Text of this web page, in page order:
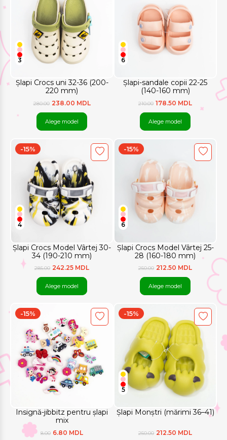
Șlapi Crocs uni 32-36 (200-
220 mm)
3
280.00 238.00 MDL
Alege model
Șlapi-sandale copii 22-25
(140-160 mm)
6
210.00 178.50 MDL
Alege model
Șlapi Crocs Model Vârtej 30-
34 (190-210 mm)
-15%
4
285.00 242.25 MDL
Alege model
Șlapi Crocs Model Vârtej 25-
28 (160-180 mm)
-15%
6
250.00 212.50 MDL
Alege model
Insignă-jibbitz pentru șlapi
mix
-15%
8.00 6.80 MDL
Șlapi Monștri (mărimi 36–41)
-15%
5
250.00 212.50 MDL